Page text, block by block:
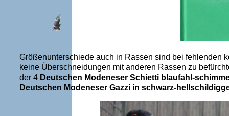
Größenunterschiede auch in Rassen sind bei fehlenden
keine Überschneidungen mit anderen Rassen zu
der 4 Deutschen Modeneser Schietti blaufahl-
Deutschen Modeneser Gazzi in schwarz-